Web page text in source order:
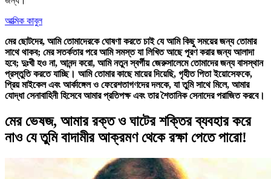
আত্মিক কাবুল
মের ছোটদের, আমি তোমাদেরকে ঘোষণা করতে চাই যে আমি কিছু সময়ের জন্য তোমার
সাথে থাকব; মের সতর্কতার পরে আমি সমস্ত যা লিখিত আছে পূরণ করার জন্য আলাদা
হবে; দুঃখী হও না, আনন্দ করো, আমি নতুন স্বর্গীয় জেরুসালেমে তোমাদের জন্য বাসস্থান
প্রস্তুতি করতে যাচ্ছি। আমি তোমার কাছে মায়ের দিয়েছি, গৃহীত পিতা ইয়োসেফকে,
প্রিয় মাইকেল এবং আর্কাঙ্গেল ও ফেরেশতাগণদের দলকে, যা তুমি সাথে মিলে, আমার
যোদ্ধা সেনাবাহিনী হিসেবে আমার প্রতিপক্ষ এবং তার শৈতানিক সেনাদের পরাজিত করবে।
মের ভেষজ, আমার রক্ত ও ঘাটের শক্তির ব্যবহার করে
নাও যে তুমি বাদামীর আক্রমণ থেকে রক্ষা পেতে পারো!